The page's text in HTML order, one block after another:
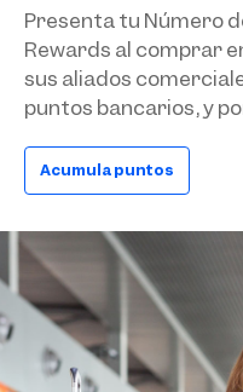
Presenta tu Número
Rewards al comprar
sus aliados
puntos bancarios, y
Acumula puntos